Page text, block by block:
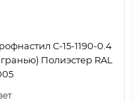
С-15-1190-0.4
гранью) Полиэстер RAL